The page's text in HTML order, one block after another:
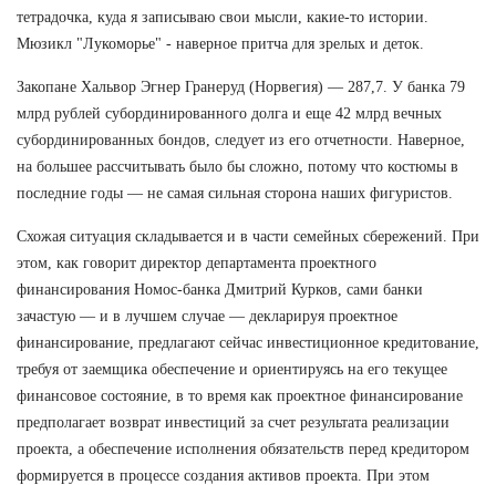
тетрадочка, куда я записываю свои мысли, какие-то истории.
Мюзикл "Лукоморье" - наверное притча для зрелых и деток.
Закопане Хальвор Эгнер Гранеруд (Норвегия) — 287,7. У банка 79
млрд рублей субординированного долга и еще 42 млрд вечных
субординированных бондов, следует из его отчетности. Наверное,
на большее рассчитывать было бы сложно, потому что костюмы в
последние годы — не самая сильная сторона наших фигуристов.
Схожая ситуация складывается и в части семейных сбережений. При
этом, как говорит директор департамента проектного
финансирования Номос-банка Дмитрий Курков, сами банки
зачастую — и в лучшем случае — декларируя проектное
финансирование, предлагают сейчас инвестиционное кредитование,
требуя от заемщика обеспечение и ориентируясь на его текущее
финансовое состояние, в то время как проектное финансирование
предполагает возврат инвестиций за счет результата реализации
проекта, а обеспечение исполнения обязательств перед кредитором
формируется в процессе создания активов проекта. При этом